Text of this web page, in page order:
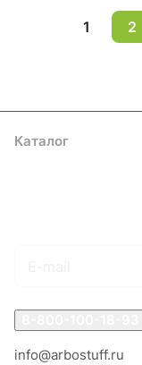
1 2
Каталог
info@arbostuff.ru